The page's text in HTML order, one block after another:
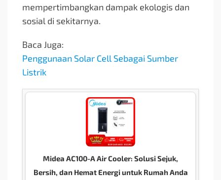
mempertimbangkan dampak ekologis dan
sosial di sekitarnya.
Baca Juga:
Penggunaan Solar Cell Sebagai Sumber
Listrik
Midea AC100-A Air Cooler: Solusi Sejuk,
Bersih, dan Hemat Energi untuk Rumah Anda